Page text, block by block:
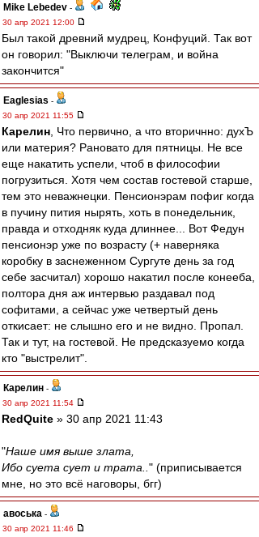
Mike Lebedev -
30 апр 2021 12:00
Был такой древний мудрец, Конфуций. Так вот
он говорил: "Выключи телеграм, и война
закончится"
Eaglesias -
30 апр 2021 11:55
Карелин , Что первично, а что вторичнно: духЪ
или материя? Рановато для пятницы. Не все
еще накатить успели, чтоб в философии
погрузиться. Хотя чем состав гостевой старше,
тем это неважнецки. Пенсионэрам пофиг когда
в пучину пития нырять, хоть в понедельник,
правда и отходняк куда длиннее... Вот Федун
пенсионэр уже по возрасту (+ наверняка
коробку в заснеженном Сургуте день за год
себе засчитал) хорошо накатил после конееба,
полтора дня аж интервью раздавал под
софитами, а сейчас уже четвертый день
откисает: не слышно его и не видно. Пропал.
Так и тут, на гостевой. Не предсказуемо когда
кто "выстрелит".
Карелин -
30 апр 2021 11:54
RedQuite » 30 апр 2021 11:43
"Наше имя выше злата,
Ибо суета сует и трата.. " (приписывается
мне, но это всё наговоры, бгг)
авоська -
30 апр 2021 11:46